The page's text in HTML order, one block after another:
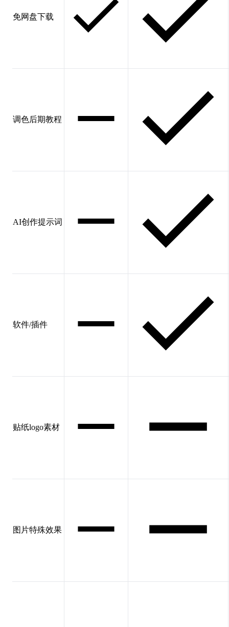
免网盘下载
调色后期教程
AI创作提示词
软件/插件
贴纸logo素材
图片特殊效果